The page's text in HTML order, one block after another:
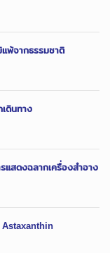
พ้จากธรรมชาติ
ดินทาง
แสดงฉลากเครื่องสำอาง
Astaxanthin